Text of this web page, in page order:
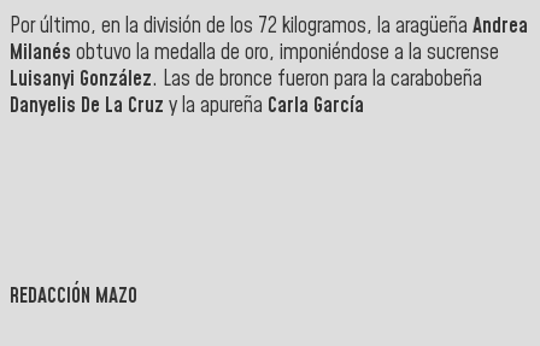
Por último, en la división de los 72 kilogramos, la aragüeña Andrea
Milanés obtuvo la medalla de oro, imponiéndose a la sucrense
Luisanyi González. Las de bronce fueron para la carabobeña
Danyelis De La Cruz y la apureña Carla García
REDACCIÓN MAZO